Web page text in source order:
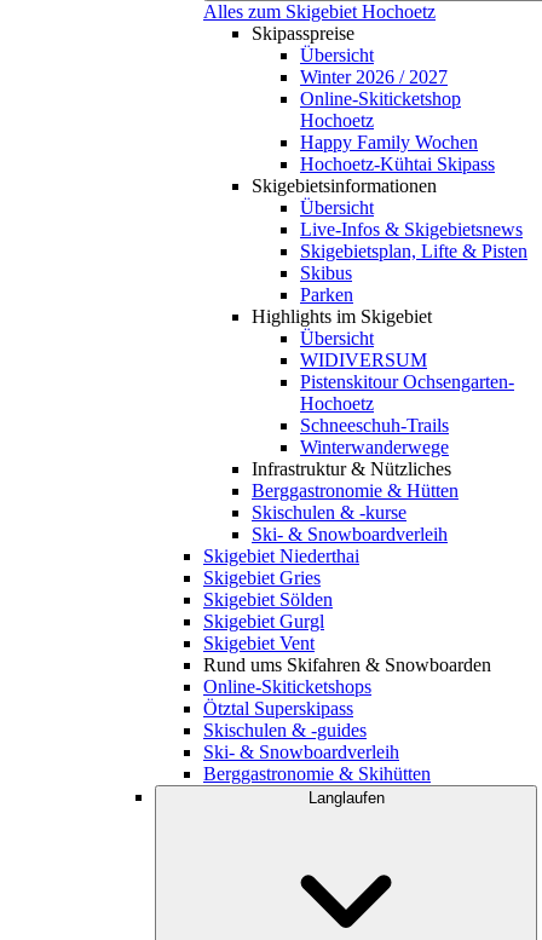
Alles zum Skigebiet Hochoetz
Skipasspreise
Übersicht
Winter 2026 / 2027
Online-Skiticketshop
Hochoetz
Happy Family Wochen
Hochoetz-Kühtai Skipass
Skigebietsinformationen
Übersicht
Live-Infos & Skigebietsnews
Skigebietsplan, Lifte & Pisten
Skibus
Parken
Highlights im Skigebiet
Übersicht
WIDIVERSUM
Pistenskitour Ochsengarten-
Hochoetz
Schneeschuh-Trails
Winterwanderwege
Infrastruktur & Nützliches
Berggastronomie & Hütten
Skischulen & -kurse
Ski- & Snowboardverleih
Skigebiet Niederthai
Skigebiet Gries
Skigebiet Sölden
Skigebiet Gurgl
Skigebiet Vent
Rund ums Skifahren & Snowboarden
Online-Skiticketshops
Ötztal Superskipass
Skischulen & -guides
Ski- & Snowboardverleih
Berggastronomie & Skihütten
Langlaufen